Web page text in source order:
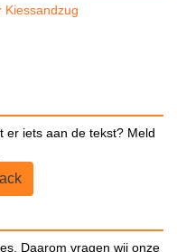
Kiessandzug
er iets aan de tekst? Meld
Daarom vragen wij onze